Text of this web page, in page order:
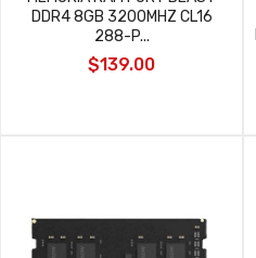
DDR4 8GB 3200MHZ CL16
288-P...
$139.00